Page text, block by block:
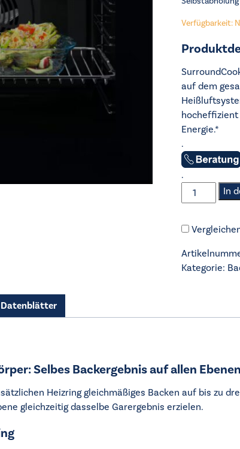
Verfügbarkeit:
auf dem
hocheffizient
Energie.*
.
.
AEG
-
-
Menge
In
Kategorie:
Datenblätter
Selbes Backergebnis auf allen Ebenen
Heizring gleichmäßiges Backen auf bis zu
gleichzeitig dasselbe Garergebnis erzielen.